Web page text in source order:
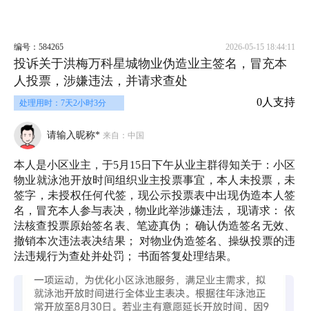
编号：584265 2026-05-15 18:44:11
投诉关于洪梅万科星城物业伪造业主签名，冒充本
人投票，涉嫌违法，并请求查处
处理用时：7天2小时3分 0人支持
请输入昵称* 来自：中国
本人是小区业主，于5月15日下午从业主群得知关于：小区
物业就泳池开放时间组织业主投票事宜，本人未投票，未
签字，未授权任何代签，现公示投票表中出现伪造本人签
名，冒充本人参与表决，物业此举涉嫌违法， 现请求： 依
法核查投票原始签名表、笔迹真伪； 确认伪造签名无效、
撤销本次违法表决结果； 对物业伪造签名、操纵投票的违
法违规行为查处并处罚； 书面答复处理结果。